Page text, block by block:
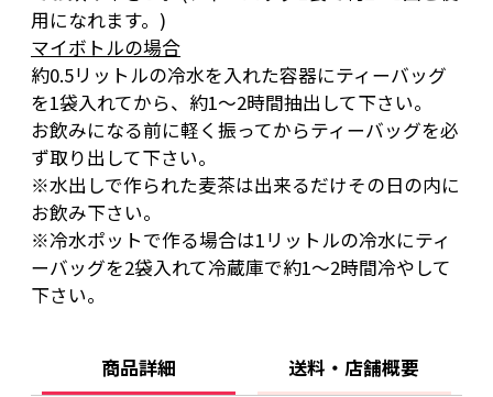
用になれます。)
マイボトルの場合
約0.5リットルの冷水を入れた容器にティーバッグ
を1袋入れてから、約1〜2時間抽出して下さい。
お飲みになる前に軽く振ってからティーバッグを必
ず取り出して下さい。
※水出しで作られた麦茶は出来るだけその日の内に
お飲み下さい。
※冷水ポットで作る場合は1リットルの冷水にティ
ーバッグを2袋入れて冷蔵庫で約1〜2時間冷やして
下さい。
商品詳細 送料・店舗概要